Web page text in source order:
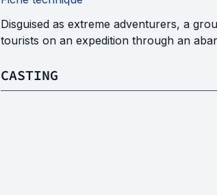
Disguised as extreme adventurers, a
tourists on an expedition through an
CASTING